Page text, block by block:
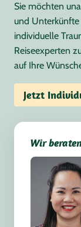
Sie möchten
und
individuelle
Reiseexperten
auf Ihre
Jetzt
Wir